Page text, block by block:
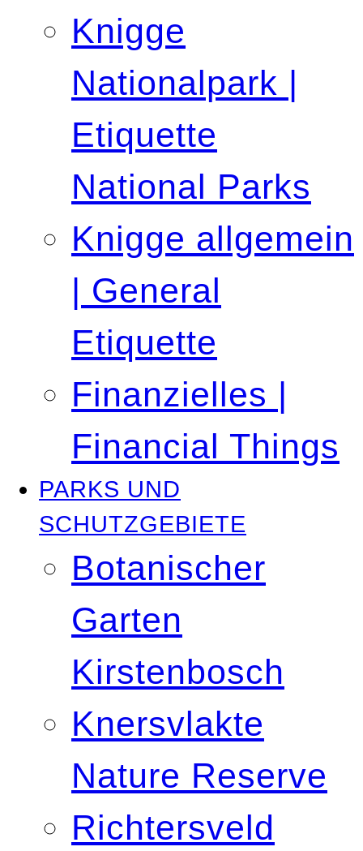
Knigge
Nationalpark |
Etiquette
National Parks
Knigge allgemein
| General
Etiquette
Finanzielles |
Financial Things
PARKS UND
SCHUTZGEBIETE
Botanischer
Garten
Kirstenbosch
Knersvlakte
Nature Reserve
Richtersveld